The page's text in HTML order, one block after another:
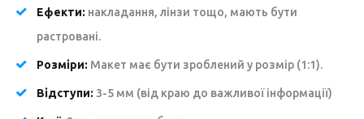
Ефекти: накладання, лінзи тощо, мають бути
растровані.
Розміри: Макет має бути зроблений у розмір (1:1).
Відступи: 3-5 мм (від краю до важливої ​​інформації)